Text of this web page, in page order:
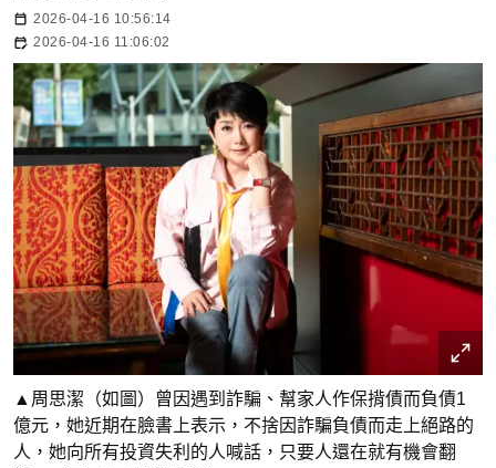
2026-04-16 10:56:14
2026-04-16 11:06:02
▲周思潔（如圖）曾因遇到詐騙、幫家人作保揹債而負債1
億元，她近期在臉書上表示，不捨因詐騙負債而走上絕路的
人，她向所有投資失利的人喊話，只要人還在就有機會翻